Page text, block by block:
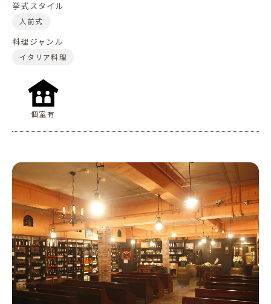
挙式スタイル
人前式
料理ジャンル
イタリア料理
個室有